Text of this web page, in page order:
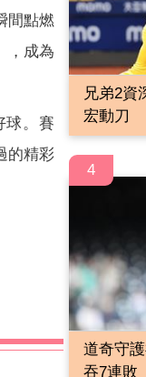
間點燃
，成為
球。賽
的精彩
兄弟2
宏動刀
4
道奇守
吞7連敗